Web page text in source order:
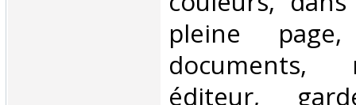
pleine page,
éditeur,